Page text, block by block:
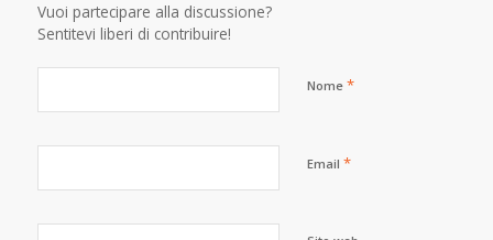
Vuoi partecipare alla discussione?
Sentitevi liberi di contribuire!
Nome *
Email *